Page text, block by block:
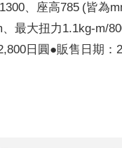
、座高785 (皆為
最大扭力1.1kg-m/
日圓●販售日期：